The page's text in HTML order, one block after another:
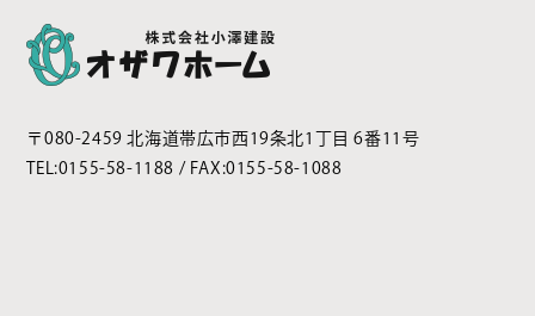
〒080-2459 北海道帯広市西19条北1丁目 6番11号
TEL:0155-58-1188 / FAX:0155-58-1088